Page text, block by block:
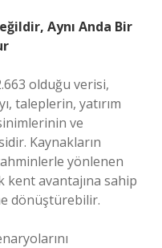
Aynı Anda Bir
olduğu verisi,
taleplerin, yatırım
ve
Kaynakların
tahminlerle yönlenen
kent avantajına sahip
dönüştürebilir.